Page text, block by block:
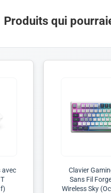
Produits qui
avec
Clavier
Sans Fil
Wireless Sky